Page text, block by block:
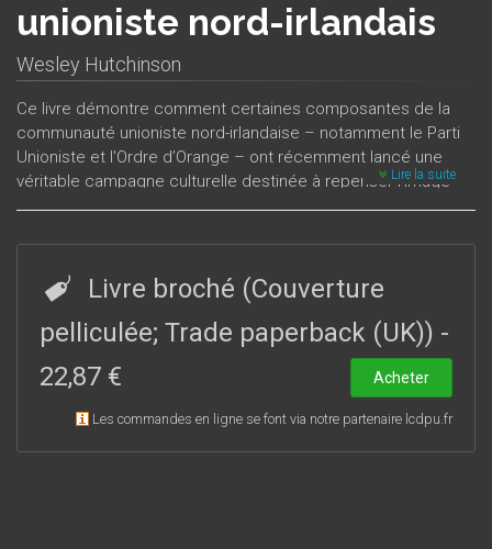
unioniste nord-irlandais
Wesley Hutchinson
Ce livre démontre comment certaines composantes de la
communauté unioniste nord-irlandaise – notamment le Parti
Unioniste et l'Ordre d’Orange – ont récemment lancé une
véritable campagne culturelle destinée à repenser l’image
identitaire du « peuple britannique d’Ulster » et à briser le
image identitaire se crée à partir de plusieurs récits qui
permettent à la communauté de s’imaginer sur une échelle
plus vaste en repoussant ses coordonnées spatiales et
chronologiques. Ces récits évoquent l’héritage millénaire des
Cruthin, habitants aborigènes de l’Ulster préhistorique,
l’émigration presbytérienne vers l’Amérique, ainsi que les
échanges linguistiques et culturels entre le nord de l’Irlande
et l’Écosse. Cette réécriture de l’histoire identitaire
Lire la suite
Livre broché (Couverture
pelliculée; Trade paperback (UK)) -
22,87 €
Acheter
Les commandes en ligne se font via notre partenaire lcdpu.fr